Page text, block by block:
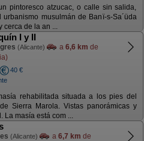
pintoresco atzucac, o calle sin salida,
urbanismo musulmán de Banï-s-Sa´üda
cerca de la an ...
I y II
(Alicante) a 6,6 km de
40 €
rehabilitada situada a los pies del
Sierra Marola. Vistas panorámicas y
La masía está com ...
(Alicante) a 6,7 km de